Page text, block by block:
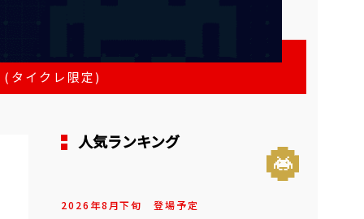
イクレ限定)
人気ランキング
2026年8月下旬 登場予定